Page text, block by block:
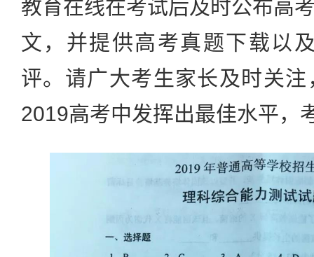
教育在线在考试后及时公布高
文，并提供高考真题下载以
评。请广大考生家长及时关
2019高考中发挥出最佳水平